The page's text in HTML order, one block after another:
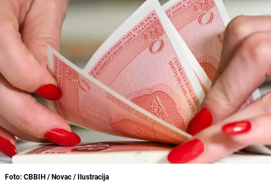
Foto: CBBIH / Novac / Ilustracija